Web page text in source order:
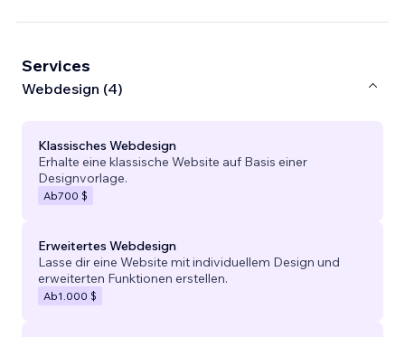
Services
Webdesign (4)
Klassisches Webdesign
Erhalte eine klassische Website auf Basis einer
Designvorlage.
Ab700 $
Erweitertes Webdesign
Lasse dir eine Website mit individuellem Design und
erweiterten Funktionen erstellen.
Ab1.000 $